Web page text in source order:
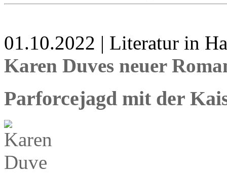
01.10.2022 | Literatur in
Karen Duves neuer
Parforcejagd mit der